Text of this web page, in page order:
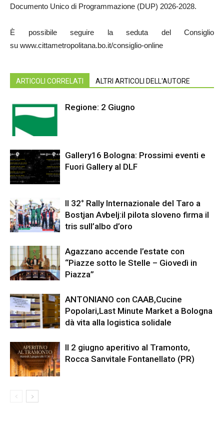
Documento Unico di Programmazione (DUP) 2026-2028.
È possibile seguire la seduta del Consiglio
su www.cittametropolitana.bo.it/consiglio-online
ARTICOLI CORRELATI ALTRI ARTICOLI DELL'AUTORE
Regione: 2 Giugno
Gallery16 Bologna: Prossimi eventi e
Fuori Gallery al DLF
Il 32° Rally Internazionale del Taro a
Bostjan Avbelj:il pilota sloveno firma il
tris sull’albo d’oro
Agazzano accende l’estate con
“Piazze sotto le Stelle – Giovedì in
Piazza”
ANTONIANO con CAAB,Cucine
Popolari,Last Minute Market a Bologna
dà vita alla logistica solidale
Il 2 giugno aperitivo al Tramonto,
Rocca Sanvitale Fontanellato (PR)